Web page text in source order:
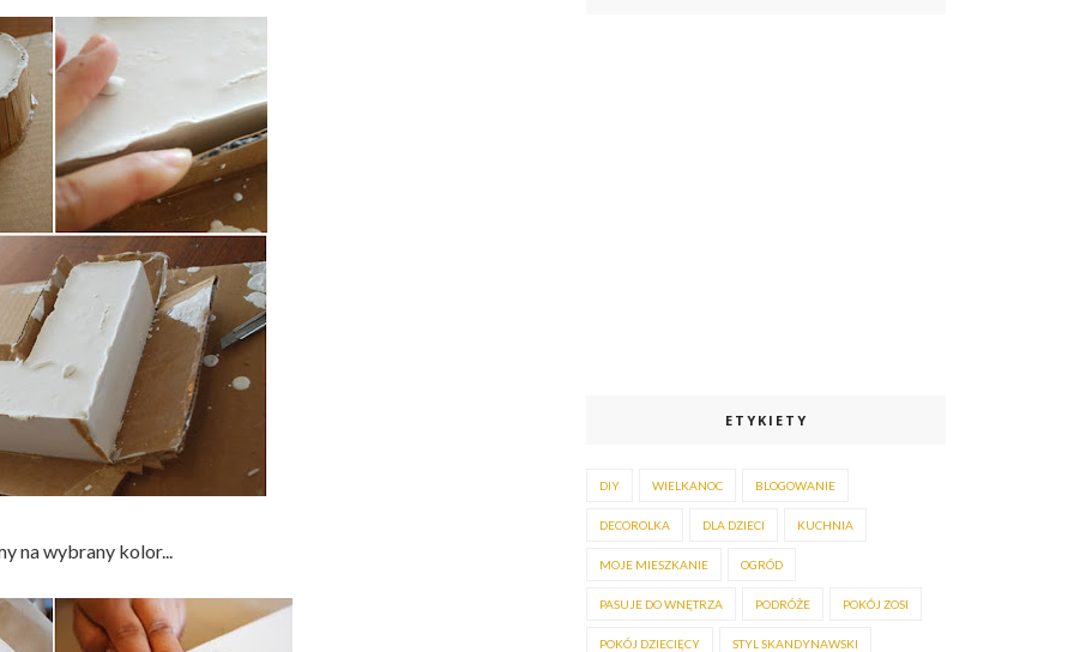
na wybrany kolor...
ETYKIETY
DIY WIELKANOC BLOGOWANIE
DECOROLKA DLA DZIECI KUCHNIA
MOJE MIESZKANIE OGRÓD
PASUJE DO WNĘTRZA PODRÓŻE POKÓJ ZOSI
POKÓJ DZIECIĘCY STYL SKANDYNAWSKI